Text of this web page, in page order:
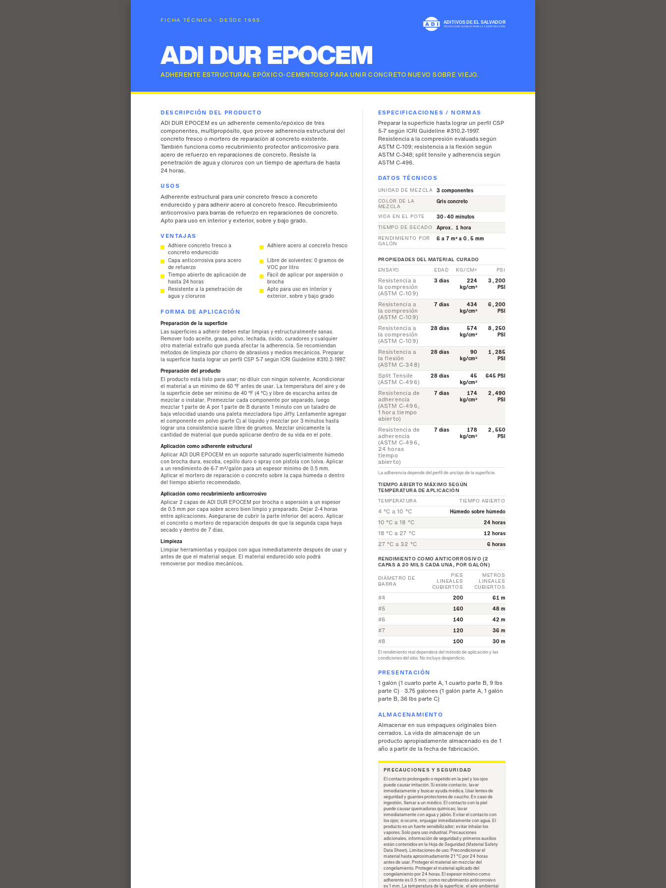
FICHA TÉCNICA · DESDE 1955
ADI DUR EPOCEM
ADHERENTE ESTRUCTURAL EPÓXICO-CEMENTOSO PARA UNIR CONCRETO NUEVO SOBRE VIEJO.
DESCRIPCIÓN DEL PRODUCTO
ADI DUR EPOCEM es un adherente cemento/epóxico de tres
componentes, multipropósito, que provee adherencia estructural del
concreto fresco o mortero de reparación al concreto existente.
También funciona como recubrimiento protector anticorrosivo para
acero de refuerzo en reparaciones de concreto. Resiste la
penetración de agua y cloruros con un tiempo de apertura de hasta
24 horas.
USOS
Adherente estructural para unir concreto fresco a concreto
endurecido y para adherir acero al concreto fresco. Recubrimiento
anticorrosivo para barras de refuerzo en reparaciones de concreto.
Apto para uso en interior y exterior, sobre y bajo grado.
VENTAJAS
Adhiere concreto fresco a
concreto endurecido
Adhiere acero al concreto fresco
Capa anticorrosiva para acero
de refuerzo
Libre de solventes: 0 gramos de
VOC por litro
Tiempo abierto de aplicación de
hasta 24 horas
Fácil de aplicar por aspersión o
brocha
Resistente a la penetración de
agua y cloruros
Apto para uso en interior y
exterior, sobre y bajo grado
FORMA DE APLICACIÓN
Preparación de la superficie
Las superficies a adherir deben estar limpias y estructuralmente sanas.
Remover todo aceite, grasa, polvo, lechada, óxido, curadores y cualquier
otro material extraño que pueda afectar la adherencia. Se recomiendan
métodos de limpieza por chorro de abrasivos y medios mecánicos. Preparar
la superficie hasta lograr un perfil CSP 5-7 según ICRI Guideline #310.2-1997.
Preparación del producto
El producto está listo para usar; no diluir con ningún solvente. Acondicionar
el material a un mínimo de 60 °F antes de usar. La temperatura del aire y de
la superficie debe ser mínimo de 40 °F (4 °C) y libre de escarcha antes de
mezclar o instalar. Premezclar cada componente por separado, luego
mezclar 1 parte de A por 1 parte de B durante 1 minuto con un taladro de
baja velocidad usando una paleta mezcladora tipo Jiffy. Lentamente agregar
el componente en polvo (parte C) al líquido y mezclar por 3 minutos hasta
lograr una consistencia suave libre de grumos. Mezclar únicamente la
cantidad de material que pueda aplicarse dentro de su vida en el pote.
Aplicación como adherente estructural
Aplicar ADI DUR EPOCEM en un soporte saturado superficialmente húmedo
con brocha dura, escoba, cepillo duro o spray con pistola con tolva. Aplicar
a un rendimiento de 6-7 m²/galón para un espesor mínimo de 0.5 mm.
Aplicar el mortero de reparación o concreto sobre la capa húmeda o dentro
del tiempo abierto recomendado.
Aplicación como recubrimiento anticorrosivo
Aplicar 2 capas de ADI DUR EPOCEM por brocha o aspersión a un espesor
de 0.5 mm por capa sobre acero bien limpio y preparado. Dejar 2-4 horas
entre aplicaciones. Asegurarse de cubrir la parte inferior del acero. Aplicar
el concreto o mortero de reparación después de que la segunda capa haya
secado y dentro de 7 días.
Limpieza
Limpiar herramientas y equipos con agua inmediatamente después de usar y
antes de que el material seque. El material endurecido solo podrá
removerse por medios mecánicos.
ESPECIFICACIONES / NORMAS
Preparar la superficie hasta lograr un perfil CSP
5-7 según ICRI Guideline #310.2-1997.
Resistencia a la compresión evaluada según
ASTM C-109; resistencia a la flexión según
ASTM C-348; split tensile y adherencia según
ASTM C-496.
DATOS TÉCNICOS
UNIDAD DE MEZCLA 3 componentes
COLOR DE LA
MEZCLA
Gris concreto
VIDA EN EL POTE 30-40 minutos
TIEMPO DE SECADO Aprox. 1 hora
RENDIMIENTO POR
GALÓN
6 a 7 m² a 0.5 mm
PROPIEDADES DEL MATERIAL CURADO
ENSAYO
EDAD KG/CM² PSI
Resistencia a
la compresión
(ASTM C-109)
3 días
224
kg/cm²
3,200
PSI
Resistencia a
la compresión
(ASTM C-109)
7 días
434
kg/cm²
6,200
PSI
Resistencia a
la compresión
(ASTM C-109)
28 días
574
kg/cm²
8,250
PSI
Resistencia a
la flexión
(ASTM C-348)
28 días
90
kg/cm²
1,285
PSI
Split Tensile
(ASTM C-496)
28 días
45
kg/cm²
645 PSI
Resistencia de
adherencia
(ASTM C-496,
1 hora tiempo
abierto)
7 días
174
kg/cm²
2,490
PSI
Resistencia de
adherencia
(ASTM C-496,
24 horas
tiempo
abierto)
7 días
178
kg/cm²
2,550
PSI
La adherencia depende del perfil de anclaje de la superficie.
TIEMPO ABIERTO MÁXIMO SEGÚN
TEMPERATURA DE APLICACIÓN
TEMPERATURA
TIEMPO ABIERTO
4 °C a 10 °C
Húmedo sobre húmedo
10 °C a 18 °C
24 horas
18 °C a 27 °C
12 horas
27 °C a 32 °C
6 horas
RENDIMIENTO COMO ANTICORROSIVO (2
CAPAS A 20 MILS CADA UNA, POR GALÓN)
DIÁMETRO DE
BARRA
PIES
LINEALES
CUBIERTOS
METROS
LINEALES
CUBIERTOS
#4 200
61 m
#5
160
48 m
#6
140
42 m
#7
120
36 m
#8
100 30 m
El rendimiento real dependerá del método de aplicación y las
condiciones del sitio. No incluye desperdicio.
PRESENTACIÓN
1 galón (1 cuarto parte A, 1 cuarto parte B, 9 lbs
parte C) · 3.75 galones (1 galón parte A, 1 galón
parte B, 36 lbs parte C)
ALMACENAMIENTO
Almacenar en sus empaques originales bien
cerrados. La vida de almacenaje de un
producto apropiadamente almacenado es de 1
año a partir de la fecha de fabricación.
PRECAUCIONES Y SEGURIDAD
El contacto prolongado o repetido en la piel y los ojos
puede causar irritación. Si existe contacto, lavar
inmediatamente y buscar ayuda médica. Usar lentes de
seguridad y guantes protectores de caucho. En caso de
ingestión, llamar a un médico. El contacto con la piel
puede causar quemaduras químicas; lavar
inmediatamente con agua y jabón. Evitar el contacto con
los ojos; si ocurre, enjuagar inmediatamente con agua. El
producto es un fuerte sensibilizador; evitar inhalar los
vapores. Solo para uso industrial. Precauciones
adicionales, información de seguridad y primeros auxilios
están contenidos en la Hoja de Seguridad (Material Safety
Data Sheet). Limitaciones de uso: Precondicionar el
material hasta aproximadamente 21 °C por 24 horas
antes de usar. Proteger el material sin mezclar del
congelamiento. Proteger el material aplicado del
congelamiento por 24 horas. El espesor mínimo como
adherente es 0.5 mm; como recubrimiento anticorrosivo
es 1 mm. La temperatura de la superficie, el aire ambiental